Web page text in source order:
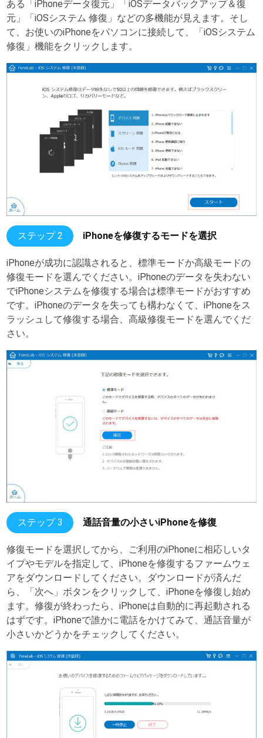
ある「iPhoneデータ復元」「iOSデータバックアップ＆復
元」「iOSシステム 修復」などの多機能が見えます。そし
て、お使いのiPhoneをパソコンに接続して、「iOSシステム
修復」機能をクリックします。
ステップ 2 iPhoneを修復するモードを選択
iPhoneが成功に認識されると、標準モードか高級モードの
修復モードを選んでください。iPhoneのデータを失わない
でiPhoneシステムを修復する場合は標準モードがおすすめ
です。iPhoneのデータを失っても構わなくて、iPhoneをス
ラッシュして修復する場合、高級修復モードを選んでくだ
さい。
ステップ 3 通話音量の小さいiPhoneを修復
修復モードを選択してから、ご利用のiPhoneに相応しいタ
イプやモデルを指定して、iPhoneを修復するファームウェ
アをダウンロードしてください。ダウンロードが済んだ
ら、「次へ」ボタンをクリックして、iPhoneを修復し始め
ます。修復が終わったら、iPhoneは自動的に再起動される
はずです。iPhoneで誰かに電話をかけてみて、通話音量が
小さいかどうかをチェックしてください。